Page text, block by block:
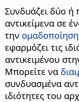
Συνδυάζει δύο ή
αντικείμενα σε
την ομαδοποίηση
εφαρμόζει τις
αντικειμένου
Μπορείτε να
συνδυασμένα
ιδιότητες του